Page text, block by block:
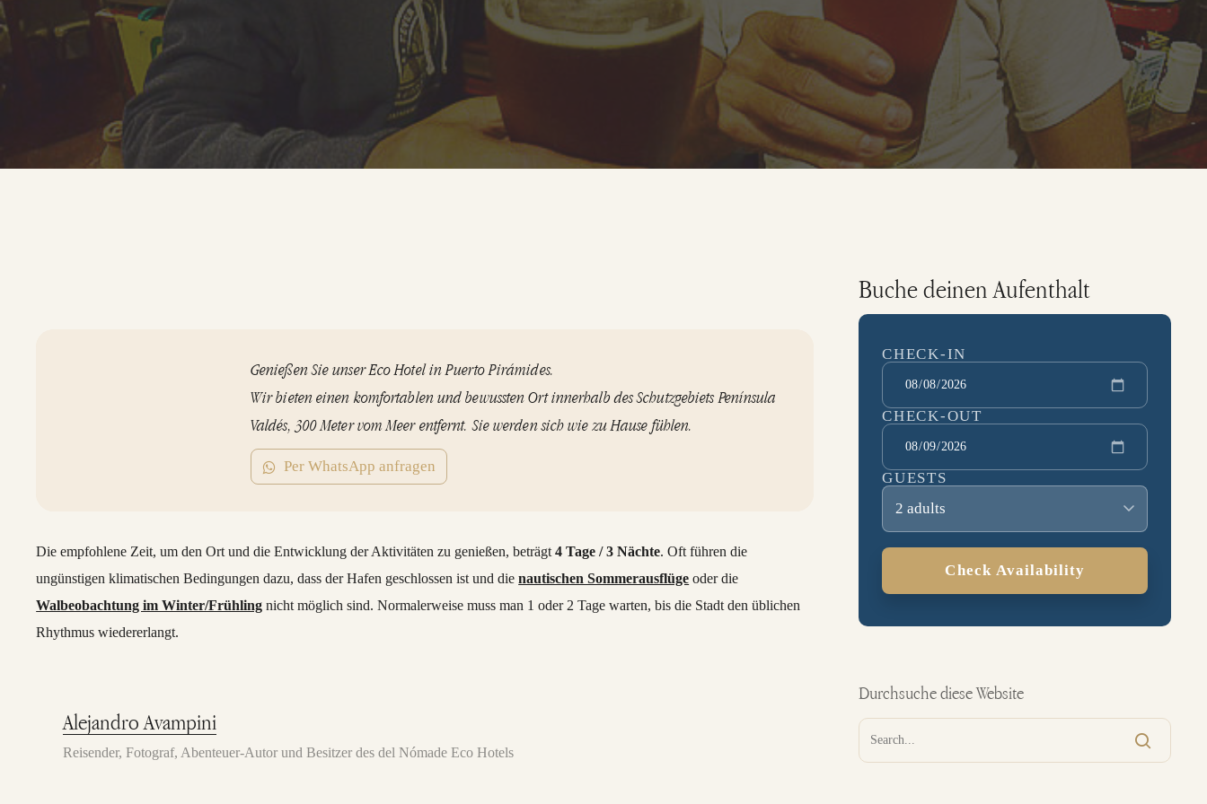
Genießen Sie unser Eco Hotel in Puerto Pirámides.
Wir bieten einen komfortablen und bewussten Ort innerhalb des Schutzgebiets Península
Valdés, 300 Meter vom Meer entfernt. Sie werden sich wie zu Hause fühlen.
Per WhatsApp anfragen
Die empfohlene Zeit, um den Ort und die Entwicklung der Aktivitäten zu genießen, beträgt4 Tage / 3 Nächte. Oft führen die
ungünstigen klimatischen Bedingungen dazu, dass der Hafen geschlossen ist und dienautischen Sommerausflüge oder die
Walbeobachtung im Winter/Frühling nicht möglich sind. Normalerweise muss man 1 oder 2 Tage warten, bis die Stadt den üblichen
Rhythmus wiedererlangt.
Alejandro Avampini
Reisender, Fotograf, Abenteuer-Autor und Besitzer des del Nómade Eco Hotels
Buche deinen Aufenthalt
CHECK-IN
CHECK-OUT
GUESTS
2 adults
Check Availability
Durchsuche diese Website